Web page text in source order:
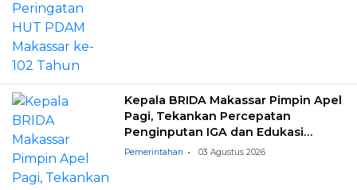
Kepala BRIDA Makassar Pimpin Apel
Pagi, Tekankan Percepatan
Penginputan IGA dan Edukasi
Pemilahan Sampah
Pemerintahan 03 Agustus 2026